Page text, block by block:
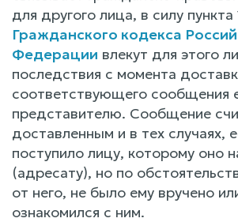
для другого лица, в силу пункта
Гражданского кодекса
Федерации влекут для этого
последствия с момента
соответствующего сообщения
представителю. Сообщение
доставленным и в тех случаях,
поступило лицу, которому оно
(адресату), но по
от него, не было ему вручено
ознакомился с ним.